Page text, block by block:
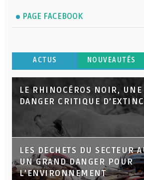
PAGE FACEBOOK
ACTUS NOUVEAUTÉS
LE RHINOCÉROS NOIR, UNE
DANGER CRITIQUE
LES DECHETS DU SECTEUR
UN GRAND DANGER POUR
L’ENVIRONNEMENT